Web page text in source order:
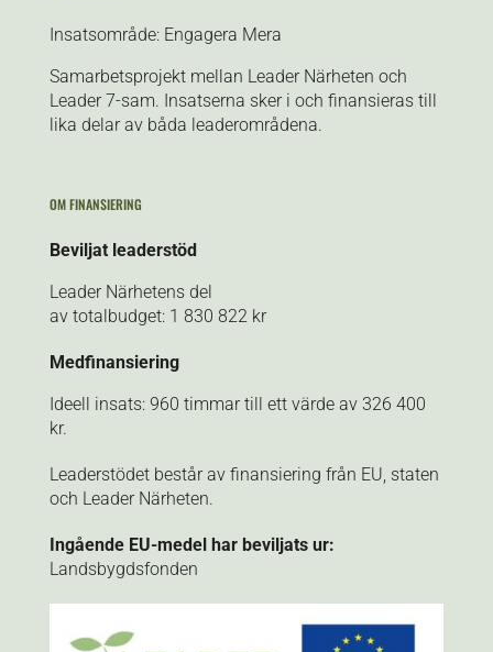
Insatsområde: Engagera Mera
Samarbetsprojekt mellan Leader Närheten och
Leader 7-sam. Insatserna sker i och finansieras till
lika delar av båda leaderområdena.
OM FINANSIERING
Beviljat leaderstöd
Leader Närhetens del
av totalbudget: 1 830 822 kr
Medfinansiering
Ideell insats: 960 timmar till ett värde av 326 400
kr.
Leaderstödet består av finansiering från EU, staten
och Leader Närheten.
Ingående EU-medel har beviljats ur:
Landsbygdsfonden